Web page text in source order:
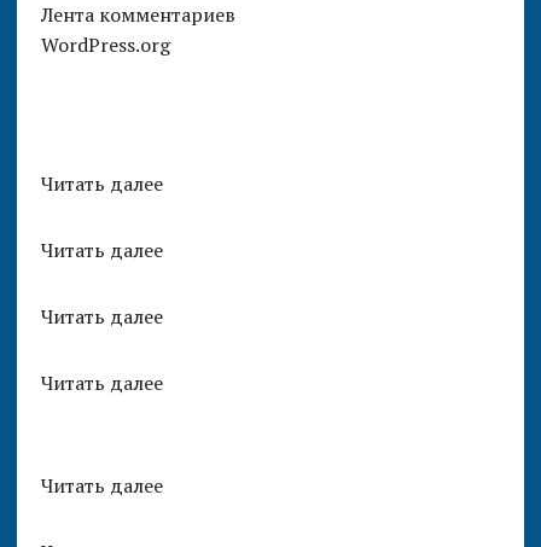
Лента комментариев
WordPress.org
Читать далее
Читать далее
Читать далее
Читать далее
Читать далее